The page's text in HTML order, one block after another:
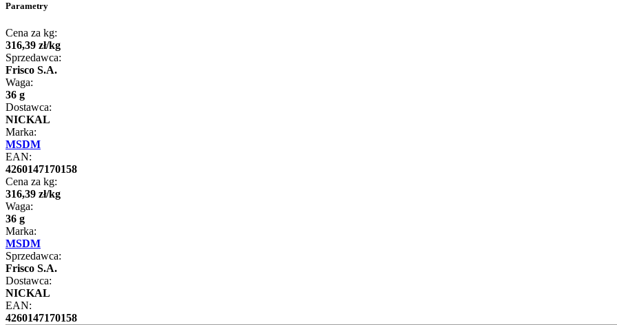
Parametry
Cena za kg:
316,39 zł/kg
Sprzedawca:
Frisco S.A.
Waga:
36 g
Dostawca:
NICKAL
Marka:
MSDM
EAN:
4260147170158
Cena za kg:
316,39 zł/kg
Waga:
36 g
Marka:
MSDM
Sprzedawca:
Frisco S.A.
Dostawca:
NICKAL
EAN:
4260147170158